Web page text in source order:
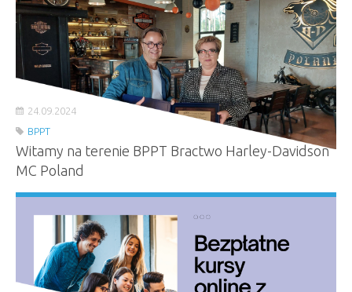
24.09.2024
BPPT
Witamy na terenie BPPT Bractwo Harley-Davidson
MC Poland